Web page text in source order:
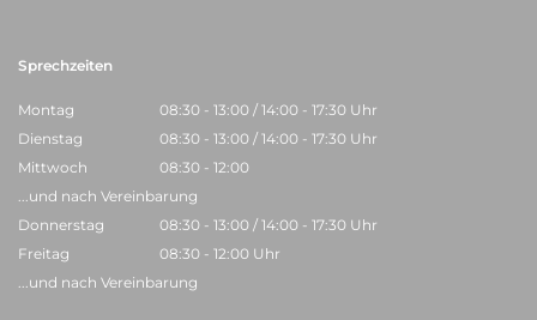
Sprechzeiten
Montag
08:30 - 13:00 / 14:00 - 17:30 Uhr
Dienstag
08:30 - 13:00 / 14:00 - 17:30 Uhr
Mittwoch
08:30 - 12:00
...und nach Vereinbarung
Donnerstag
08:30 - 13:00 / 14:00 - 17:30 Uhr
Freitag
08:30 - 12:00 Uhr
...und nach Vereinbarung